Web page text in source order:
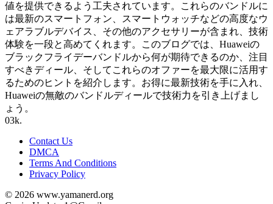
値を提供できるよう工夫されています。これらのバンドルに
は最新のスマートフォン、スマートウォッチなどの高度なウ
ェアラブルデバイス、その他のアクセサリーが含まれ、技術
体験を一段と高めてくれます。このブログでは、Huaweiの
ブラックフライデーバンドルから何が期待できるのか、注目
すべきディール、そしてこれらのオファーを最大限に活用す
るためのヒントを紹介します。お得に最新技術を手に入れ、
Huaweiの無敵のバンドルディールで技術力を引き上げまし
ょう。
03k.
Contact Us
DMCA
Terms And Conditions
Privacy Policy
© 2026 www.yamanerd.org